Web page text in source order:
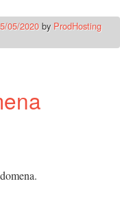
05/2020 by ProdHosting